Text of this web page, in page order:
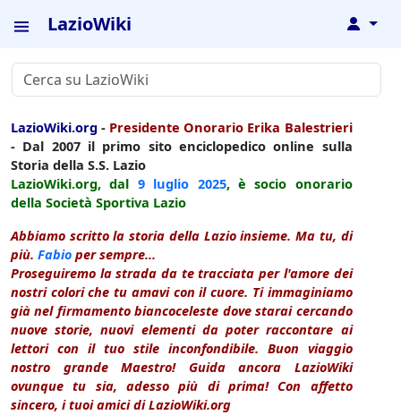
LazioWiki ↓
LazioWiki.org - Presidente Onorario Erika Balestrieri
- Dal 2007 il primo sito enciclopedico online sulla
Storia della S.S. Lazio
LazioWiki.org, dal 9 luglio 2025, è socio onorario
della Società Sportiva Lazio
Abbiamo scritto la storia della Lazio insieme. Ma tu, di
più. Fabio per sempre...
Proseguiremo la strada da te tracciata per l'amore dei
nostri colori che tu amavi con il cuore. Ti immaginiamo
già nel firmamento biancoceleste dove starai cercando
nuove storie, nuovi elementi da poter raccontare ai
lettori con il tuo stile inconfondibile. Buon viaggio
nostro grande Maestro! Guida ancora LazioWiki
ovunque tu sia, adesso più di prima! Con affetto
sincero, i tuoi amici di LazioWiki.org